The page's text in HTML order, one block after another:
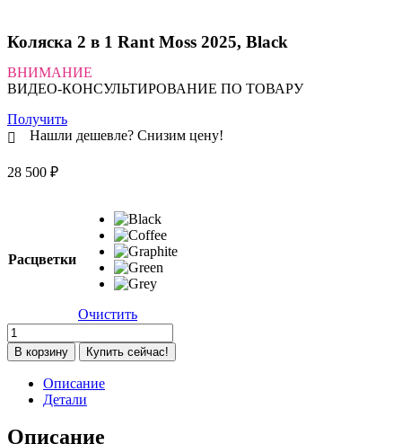
Коляска 2 в 1 Rant Moss 2025, Black
ВНИМАНИЕ
ВИДЕО-КОНСУЛЬТИРОВАНИЕ ПО ТОВАРУ
Получить
Нашли дешевле? Снизим цену!
28 500 ₽
Расцветки
Очистить
Количество
товара
Коляска
Rant
В корзину Купить сейчас!
Описание
Детали
Описание